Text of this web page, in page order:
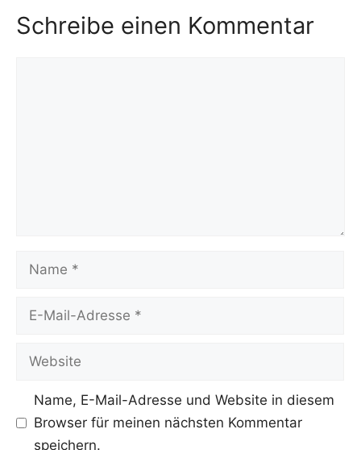
Schreibe einen Kommentar
Name
Adresse
Website
Name, E-Mail-Adresse und Website in diesem
Browser für meinen nächsten Kommentar
speichern.